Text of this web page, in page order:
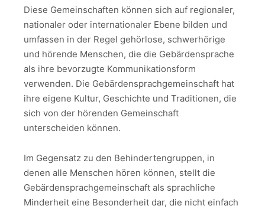
Diese Gemeinschaften können sich auf regionaler,
nationaler oder internationaler Ebene bilden und
umfassen in der Regel gehörlose, schwerhörige
und hörende Menschen, die die Gebärdensprache
als ihre bevorzugte Kommunikationsform
verwenden. Die Gebärdensprachgemeinschaft hat
ihre eigene Kultur, Geschichte und Traditionen, die
sich von der hörenden Gemeinschaft
unterscheiden können.
Im Gegensatz zu den Behindertengruppen, in
denen alle Menschen hören können, stellt die
Gebärdensprachgemeinschaft als sprachliche
Minderheit eine Besonderheit dar, die nicht einfach